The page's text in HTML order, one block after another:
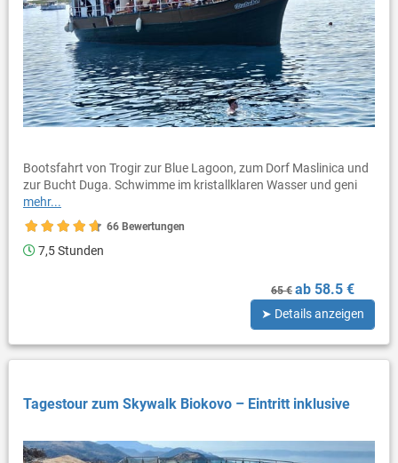
Bootsfahrt von Trogir zur Blue Lagoon, zum Dorf Maslinica und
zur Bucht Duga. Schwimme im kristallklaren Wasser und geni
mehr...
66 Bewertungen
7,5 Stunden
65 € ab 58.5 €
➤ Details anzeigen
Tagestour zum Skywalk Biokovo – Eintritt inklusive